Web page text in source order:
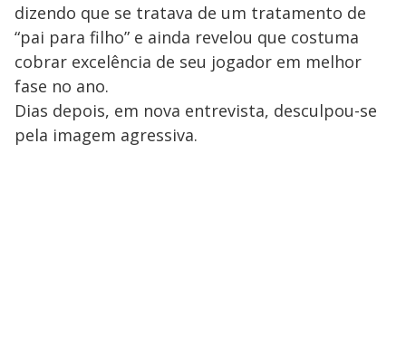
dizendo que se tratava de um tratamento de
“pai para filho” e ainda revelou que costuma
cobrar excelência de seu jogador em melhor
fase no ano.
Dias depois, em nova entrevista, desculpou-se
pela imagem agressiva.